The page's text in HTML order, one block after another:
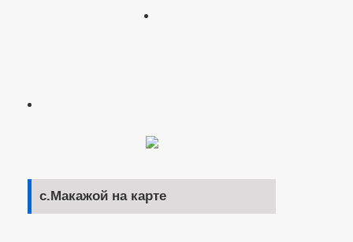
с.Макажой на карте